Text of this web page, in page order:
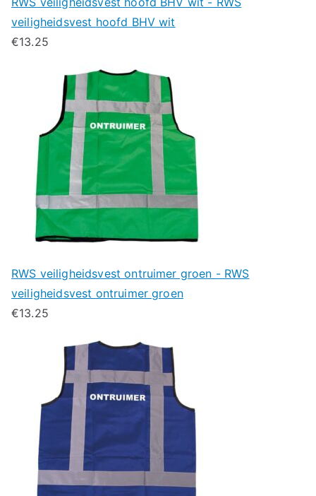
veiligheidsvest hoofd BHV wit
€13.25
RWS veiligheidsvest ontruimer groen - RWS
veiligheidsvest ontruimer groen
€13.25